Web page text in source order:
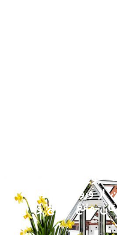
جویی در انرژی
از ورود گرما به
مانع خروج و